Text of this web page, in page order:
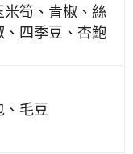
筍、青椒、絲
四季豆、杏鮑
、毛豆